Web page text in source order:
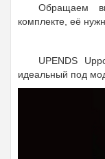
Обращаем
комплекте, её
UPENDS
идеальный под